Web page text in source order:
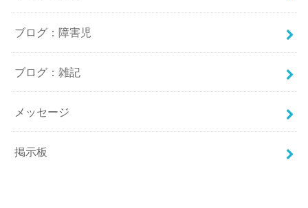
ブログ：障害児
ブログ：雑記
メッセージ
掲示板